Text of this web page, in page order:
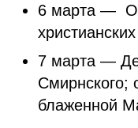
6 марта —
7 марта —
Смирнского;
блаженной